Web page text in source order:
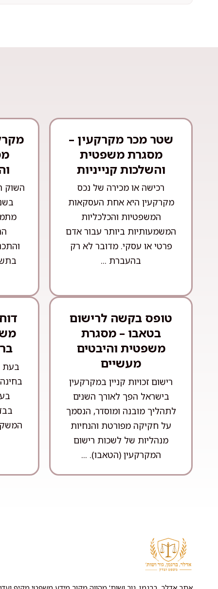
שטר מכר מקרקעין –
מסגרת משפטית
והשלכות קנייניות
רכישה או מכירה של נכס
מקרקעין היא אחת העסקאות
המשפטיות והכלכליות
המשמעותיות ביותר עבור אדם
פרטי או עסקי. מדובר לא רק
בהעברת ...
השוק
טופס בקשה לרישום
בטאבו – מסגרת
משפטית והיבטים
מעשיים
רישום זכויות קניין במקרקעין
בישראל הפך לאורך השנים
לתהליך מובנה ומוסדר, הנסמך
על חקיקה מפורטת והנחיות
מנהליות של לשכות רישום
המקרקעין (הטאבו). ...
בעת